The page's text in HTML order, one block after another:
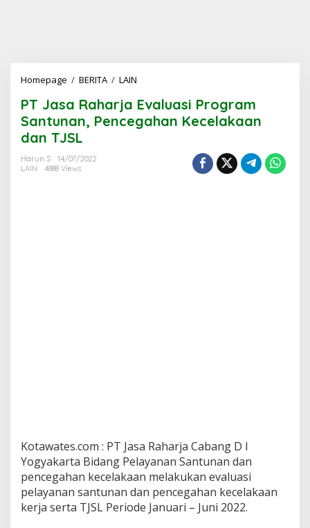
Homepage / BERITA / LAIN
Raharja
Evaluasi
Program
PT Jasa Raharja Evaluasi Program
Santunan, Pencegahan Kecelakaan
dan TJSL
Harun S
14/07/2022
LAIN
4888 Views
Kotawates.com : PT Jasa Raharja Cabang D I
Yogyakarta Bidang Pelayanan Santunan dan
pencegahan kecelakaan melakukan evaluasi
pelayanan santunan dan pencegahan kecelakaan
kerja serta TJSL Periode Januari – Juni 2022.